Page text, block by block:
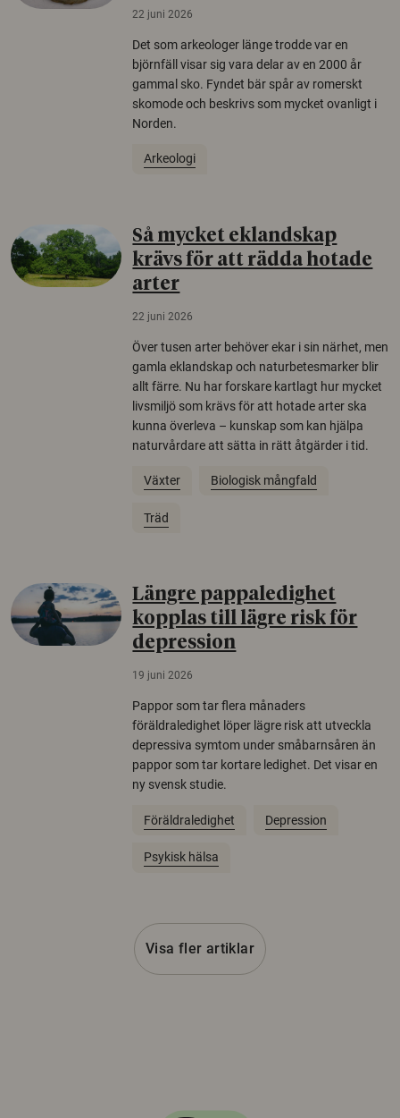
22 juni 2026
Det som arkeologer länge trodde var en
björnfäll visar sig vara delar av en 2000 år
gammal sko. Fyndet bär spår av romerskt
skomode och beskrivs som mycket ovanligt i
Norden.
Arkeologi
Så mycket eklandskap
krävs för att rädda hotade
arter
22 juni 2026
Över tusen arter behöver ekar i sin närhet, men
gamla eklandskap och naturbetesmarker blir
allt färre. Nu har forskare kartlagt hur mycket
livsmiljö som krävs för att hotade arter ska
kunna överleva – kunskap som kan hjälpa
naturvårdare att sätta in rätt åtgärder i tid.
Växter Biologisk mångfald
Träd
Längre pappaledighet
kopplas till lägre risk för
depression
19 juni 2026
Pappor som tar flera månaders
föräldraledighet löper lägre risk att utveckla
depressiva symtom under småbarnsåren än
pappor som tar kortare ledighet. Det visar en
ny svensk studie.
Föräldraledighet Depression
Psykisk hälsa
Visa fler artiklar